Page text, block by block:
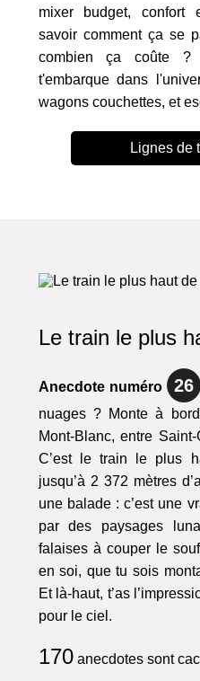
mixer budget, confort
savoir comment ça se
combien ça coûte ?
t'embarque dans
wagons couchettes, et
Lignes de
Le train le plus
Anecdote numéro 26
nuages ? Monte à
Mont-Blanc, entre
C’est le train le plus
jusqu’à 2 372 mètres
une balade : c’est une
par des paysages
falaises à couper le
en soi, que tu sois
Et là-haut, t’as
pour le ciel.
170anecdotes sont